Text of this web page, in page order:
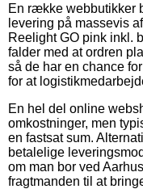
En række webbutikker
levering på massevis
Reelight GO pink inkl.
falder med at ordren
så de har en chance
for at
En hel del online
omkostninger, men
en fastsat sum.
betalelige
om man bor ved
fragtmanden til at